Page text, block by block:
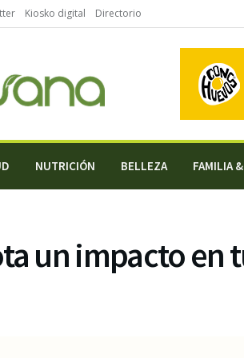
Kiosko digital Directorio
NUTRICIÓN BELLEZA FAMILIA
un impacto en